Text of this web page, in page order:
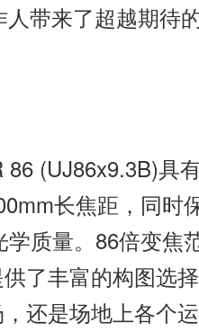
带来了超越期待
86 (UJ86x9.3B)具
长焦距，同时
学质量。86倍变焦
了丰富的构图选
还是场地上各个